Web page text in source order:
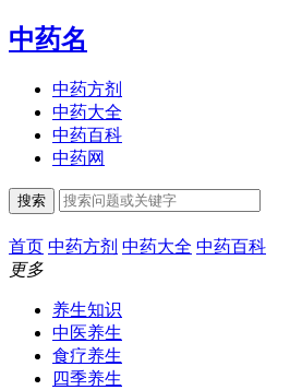
中药名
中药方剂
中药大全
中药百科
中药网
搜索
首页 中药方剂 中药大全 中药百科
更多
养生知识
中医养生
食疗养生
四季养生